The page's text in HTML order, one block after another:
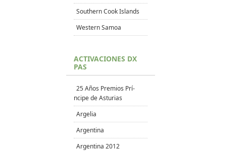
Southern Cook Islands
Western Samoa
ACTIVACIONES DX
PAS
25 Años Premios Prí­
ncipe de Asturias
Argelia
Argentina
Argentina 2012